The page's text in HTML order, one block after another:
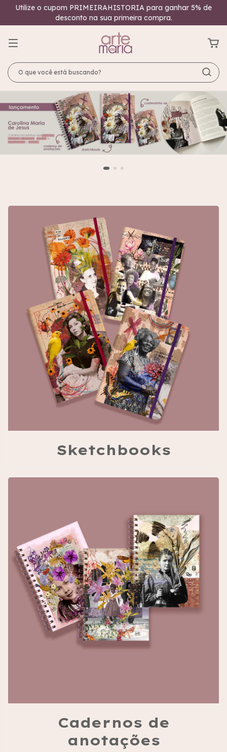
Utilize o cupom PRIMEIRAHISTORIA para ganhar 5% de
desconto na sua primeira compra.
Sketchbooks
Cadernos de
anotações